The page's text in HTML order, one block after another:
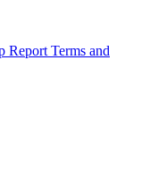
Report Terms and